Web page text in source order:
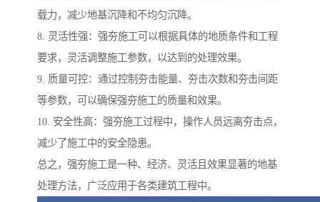
载力，减少地基沉降和不均匀沉降。
8. 灵活性强：强夯施工可以根据具体的地质条件和工程
要求，灵活调整施工参数，以达到的处理效果。
9. 质量可控：通过控制夯击能量、夯击次数和夯击间距
等参数，可以确保强夯施工的质量和效果。
10. 安全性高：强夯施工过程中，操作人员远离夯击点，
减少了施工中的安全隐患。
总之，强夯施工是一种、经济、灵活且效果显著的地基
处理方法，广泛应用于各类建筑工程中。